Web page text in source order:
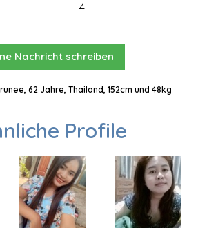
4
Nachricht schreiben
62 Jahre, Thailand, 152cm und 48kg
Profile